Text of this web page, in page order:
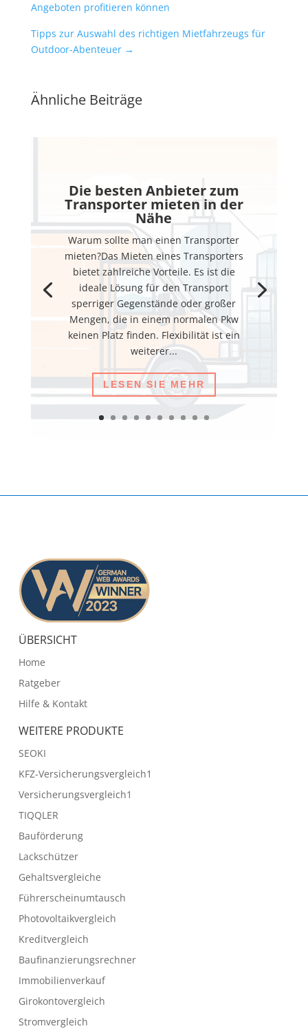
Angeboten profitieren können
Tipps zur Auswahl des richtigen Mietfahrzeugs für
Outdoor-Abenteuer→
Ähnliche Beiträge
Die besten Anbieter zum
Transporter mieten in der
Nähe
Warum sollte man einen Transporter
mieten?Das Mieten eines Transporters
bietet zahlreiche Vorteile. Es ist die
ideale Lösung für den Transport
sperriger Gegenstände oder großer
Mengen, die in einem normalen Pkw
keinen Platz finden. Flexibilität ist ein
weiterer...
LESEN SIE MEHR
ÜBERSICHT
Home
Ratgeber
Hilfe & Kontakt
WEITERE PRODUKTE
SEOKI
KFZ-Versicherungsvergleich1
Versicherungsvergleich1
TIQQLER
Bauförderung
Lackschützer
Gehaltsvergleiche
Führerscheinumtausch
Photovoltaikvergleich
Kreditvergleich
Baufinanzierungsrechner
Immobilienverkauf
Girokontovergleich
Stromvergleich